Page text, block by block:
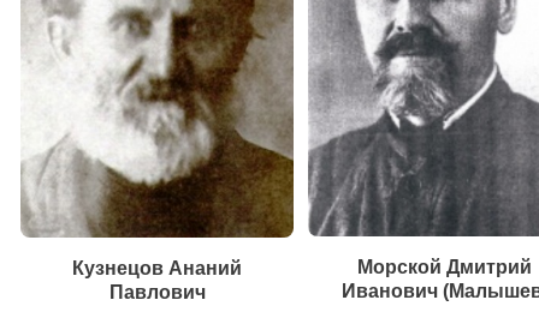
Кузнецов Ананий
Павлович
Морской Дмитрий
Иванович